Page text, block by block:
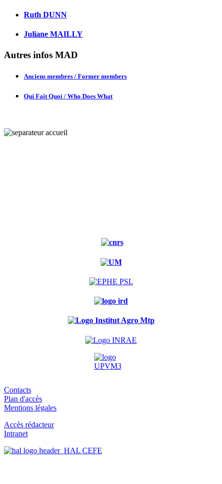
Ruth DUNN
Juliane MAILLY
Autres infos MAD
Anciens membres / Former members
Qui Fait Quoi / Who Does What
Contacts
Plan d'accès
Mentions légales
Accès rédacteur
Intranet
HAL CEFE